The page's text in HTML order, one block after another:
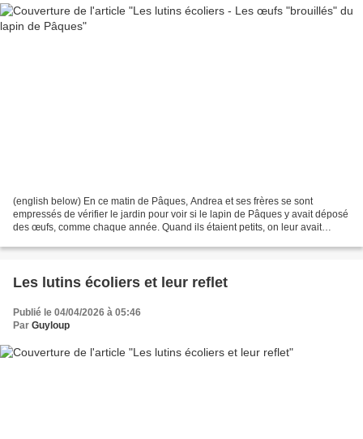
(english below) En ce matin de Pâques, Andrea et ses frères se sont
empressés de vérifier le jardin pour voir si le lapin de Pâques y avait déposé
des œufs, comme chaque année. Quand ils étaient petits, on leur avait
Les lutins écoliers et leur reflet
Publié le 04/04/2026 à 05:46
Par Guyloup